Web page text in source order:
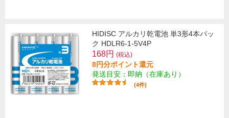
HIDISC アルカリ乾電池 単3形4本パッ
ク HDLR6-1-5V4P
168円 (税込)
8円分ポイント還元
発送目安：即納（在庫あり）
(4件)